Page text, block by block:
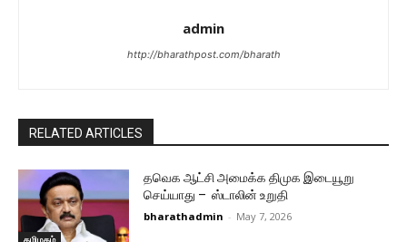
admin
http://bharathpost.com/bharath
RELATED ARTICLES
தமிழகம்
தவெக ஆட்சி அமைக்க திமுக இடையூறு
செய்யாது – ஸ்டாலின் உறுதி
bharathadmin - May 7, 2026